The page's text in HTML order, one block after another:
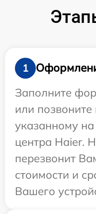
1
Заполните
или
указанному на
центра Haier.
перезвонит
стоимости и
Вашего